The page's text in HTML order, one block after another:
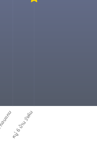
แกบหมู่ 6 บ้าน วังหิน